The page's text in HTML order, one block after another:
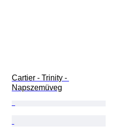
Cartier - Trinity -
Napszemüveg